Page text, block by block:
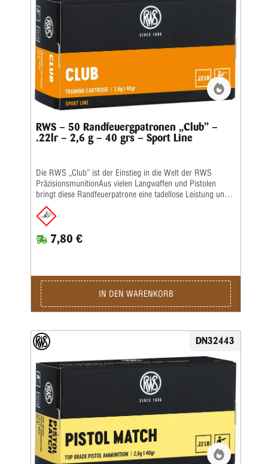
RWS – 50 Randfeuergpatronen „Club” –
.22lr – 2,6 g – 40 grs – Sport Line
Die RWS „Club” ist der Einstieg in die Welt der RWS
PräzisionsmunitionAus vielen Langwaffen und Pistolen
bringt diese Randfeuerpatrone eine tadellose Leistung und
erreicht zufriedenstellende Präzisionsergebnisse. Das macht
sie zu einer idealen Patrone für Einsteiger und alle Schützen,
die ihr Trainings-Budget schonen möchten.Kaliber: .22 lr •
Gewicht: 2,6 g • Grains: 40 • Geschoss-Art: BR • Bleifrei:
Nein • Waffentyp: Gewehr / Pistole • Anwendungsgebiete:
Salonschießen (DK), Sommerbiathlon, Plinking,
Sportpistole, Standardpistole, Feldpistole
7,80 €
IN DEN WARENKORB
DN32443